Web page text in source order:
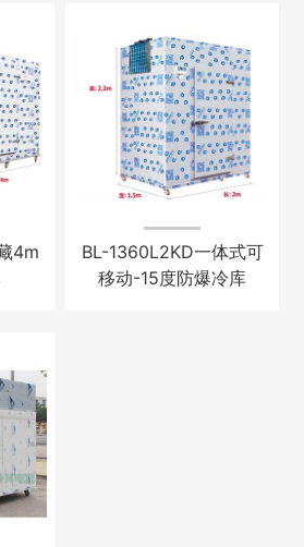
4m
BL-1360L2KD一体式可
移动-15度防爆冷库